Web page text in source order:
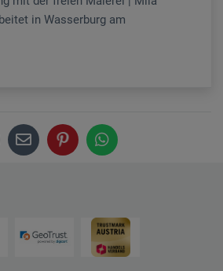
in Wasserburg am